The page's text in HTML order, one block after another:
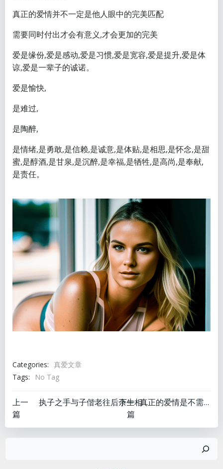
真正的爱情并不一定是他人眼中的完美匹配
需要同时付出才会有意义,才会更加的完美
爱是缘份,爱是感动,爱是习惯,爱是宽容,爱是提升,爱是体
谅,爱是一辈子的诚诺。
爱是愉快,
是难过,
是陶醉,
是情绪,是勇敢,是信赖,是诚意,是体贴,是相思,是怀念,是甜
蜜,是醇酒,是甘泉,是沉醉,是幸福,是牺牲,是高尚,是奉献,
是责任。
Categories: 真爱文章
Tags:
No Tag
文
章
上一
篇
执子之手与子偕老往后余生相濡以沫
文
章
下一
篇
真正的爱情是不需要